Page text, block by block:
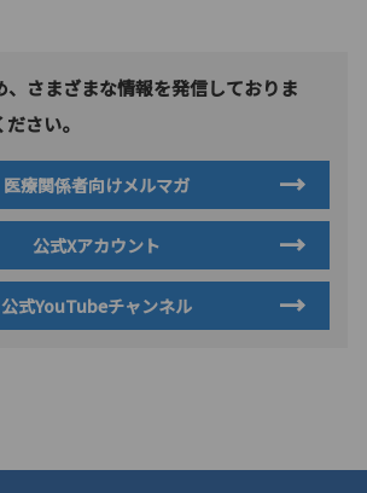
、さまざまな情報を発信しておりま
さい。
医療関係者向けメルマガ
公式Xアカウント
公式YouTubeチャンネル